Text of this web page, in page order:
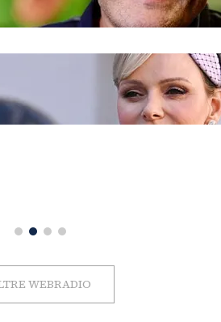
WEBRADIO